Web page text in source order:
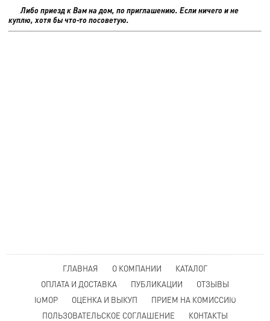
Либо приезд к Вам на дом, по приглашению. Если ничего и не
куплю, хотя бы что-то посоветую.
ГЛАВНАЯ О КОМПАНИИ
КАТАЛОГ
ОПЛАТА И ДОСТАВКА
ПУБЛИКАЦИИ
ОТЗЫВЫ
ЮМОР
ОЦЕНКА И ВЫКУП
ПРИЕМ НА КОМИССИЮ
ПОЛЬЗОВАТЕЛЬСКОЕ СОГЛАШЕНИЕ
КОНТАКТЫ